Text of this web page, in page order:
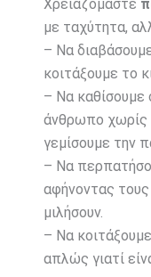
Χρειαζόμαστε
με ταχύτητα,
– Να
κοιτάξουμε το
– Να καθίσουμε
άνθρωπο χωρίς
γεμίσουμε την
– Να
αφήνοντας
μιλήσουν.
– Να
απλώς γιατί